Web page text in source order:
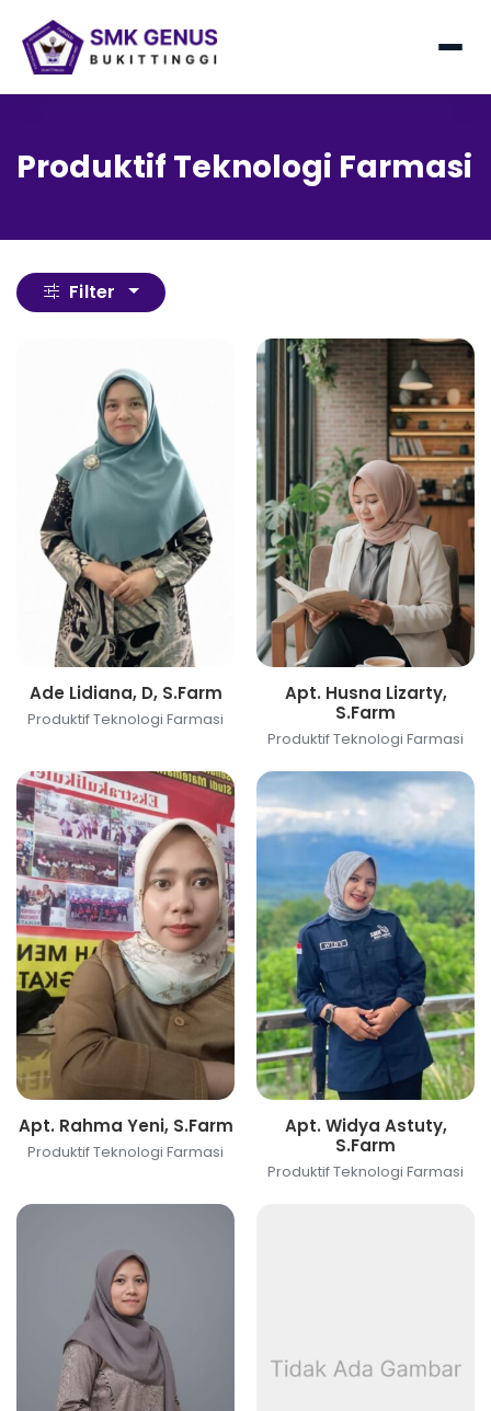
Produktif Teknologi Farmasi
Filter
Ade Lidiana, D, S.Farm
Produktif Teknologi Farmasi
Apt. Husna Lizarty,
S.Farm
Produktif Teknologi Farmasi
Apt. Rahma Yeni, S.Farm
Produktif Teknologi Farmasi
Apt. Widya Astuty,
S.Farm
Produktif Teknologi Farmasi